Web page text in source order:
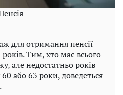
для отримання пенсії
Тим, хто має всього
але недостатньо років
або 63 роки, доведеться